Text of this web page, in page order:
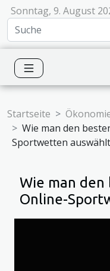
Sonntag, 9. August
Startseite
Wie man den
Sportwetten auswählt
Wie man
Online-